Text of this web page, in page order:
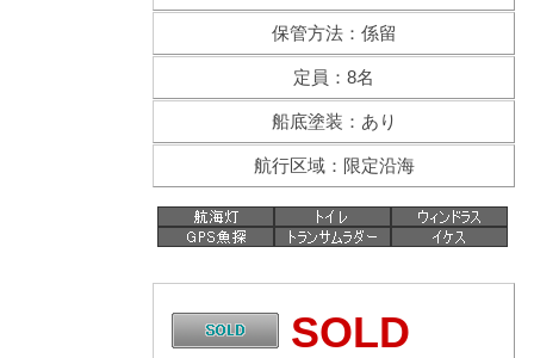
保管方法：係留
定員：8名
船底塗装：あり
航行区域：限定沿海
SOLD